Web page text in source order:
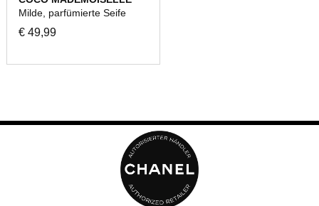
Milde, parfümierte Seife
€ 49,99